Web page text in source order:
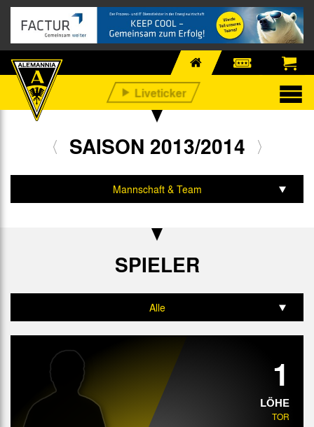
SAISON 2013/2014
Mannschaft & Team
Statistik
SPIELER
Alle
Tor
Mittelfeld
Angriff
1
LÖHE
TOR